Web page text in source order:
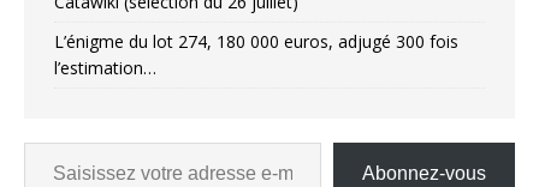
L’énigme du lot 274, 180 000 euros, adjugé 300 fois
l’estimation…
Abonnez-vous